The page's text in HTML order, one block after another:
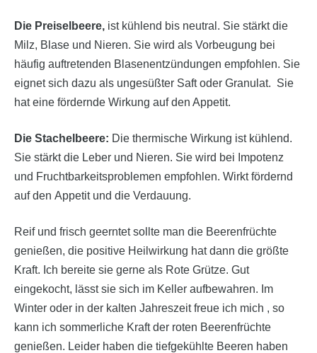
Die Preiselbeere, ist kühlend bis neutral. Sie stärkt die
Milz, Blase und Nieren. Sie wird als Vorbeugung bei
häufig auftretenden Blasenentzündungen empfohlen. Sie
eignet sich dazu als ungesüßter Saft oder Granulat. Sie
hat eine fördernde Wirkung auf den Appetit.
Die Stachelbeere: Die thermische Wirkung ist kühlend.
Sie stärkt die Leber und Nieren. Sie wird bei Impotenz
und Fruchtbarkeitsproblemen empfohlen. Wirkt fördernd
auf den Appetit und die Verdauung.
Reif und frisch geerntet sollte man die Beerenfrüchte
genießen, die positive Heilwirkung hat dann die größte
Kraft. Ich bereite sie gerne als Rote Grütze. Gut
eingekocht, lässt sie sich im Keller aufbewahren. Im
Winter oder in der kalten Jahreszeit freue ich mich , so
kann ich sommerliche Kraft der roten Beerenfrüchte
genießen. Leider haben die tiefgekühlte Beeren haben